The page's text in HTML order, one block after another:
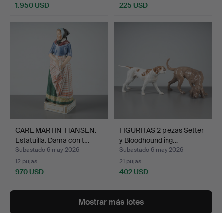
1.950 USD 225 USD
CARL MARTIN-HANSEN.
Estatuilla. Dama con t…
Subastado 6 may 2026
12 pujas
970 USD
FIGURITAS 2 piezas Setter
y Bloodhound ing…
Subastado 6 may 2026
21 pujas
402 USD
Mostrar más lotes